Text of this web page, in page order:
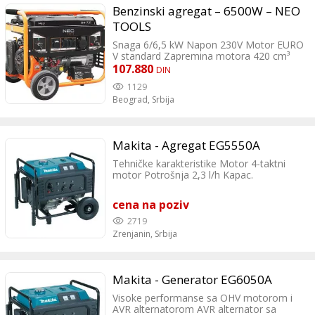
Benzinski agregat – 6500W – NEO
TOOLS
Snaga 6/6,5 kW Napon 230V Motor EURO
V standard Zapremina motora 420 cm³
Zapremina rezervoara 25L Težina 85 kg
107.880 DIN
1129
Beograd, Srbija
Makita - Agregat EG5550A
Tehničke karakteristike Motor 4-taktni
motor Potrošnja 2,3 l/h Kapac.
5,0 kVa Max. AC izlaz VA 50 Hz; 5,5 kVa
Dimenzije (D x Š x V) 680 x 550 x 550 mm
Težina 98,5 kg Visoke performanse sa
OHV motorom i AVR alternatorom AVR
alternator sa visokim performansama:
napona (AVR) i sačinjava deo pobudnog
sistema Ekstremna pouzdanost i
izdržljivost postiže se sa izdržljivim OHV
motorom Ekstremno lako održavanje
cena na poziv
2719
Zrenjanin, Srbija
Makita - Generator EG6050A
Visoke performanse sa OHV motorom i
AVR alternatorom AVR alternator sa